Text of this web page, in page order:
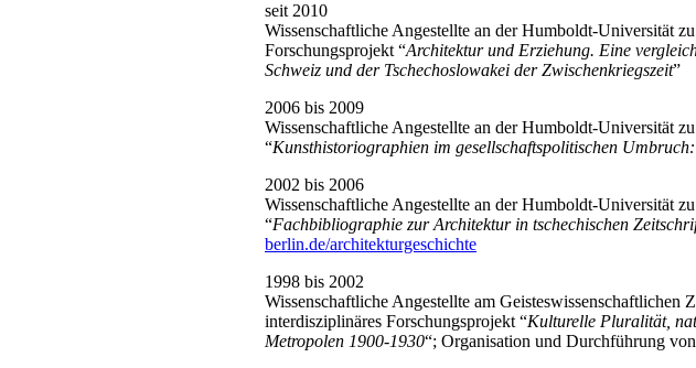
seit 2010
Wissenschaftliche Angestellte an der Humboldt-Universität
Forschungsprojekt “Architektur und Erziehung. Eine
Schweiz und der Tschechoslowakei der Zwischenkriegszeit”
2006 bis 2009
Wissenschaftliche Angestellte an der Humboldt-Universität
“Kunsthistoriographien im gesellschaftspolitischen
2002 bis 2006
Wissenschaftliche Angestellte an der Humboldt-Universität
“Fachbibliographie zur Architektur in tschechischen
berlin.de/architekturgeschichte
1998 bis 2002
Wissenschaftliche Angestellte am
interdisziplinäres Forschungsprojekt “Kulturelle Pluralität,
Metropolen 1900-1930“; Organisation und Durchführung